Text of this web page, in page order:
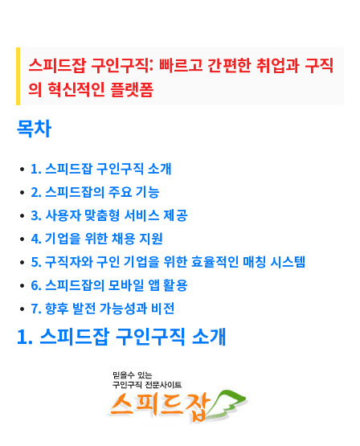
스피드잡 구인구직: 빠르고 간편한 취업과 구직
의 혁신적인 플랫폼
목차
1. 스피드잡 구인구직 소개
2. 스피드잡의 주요 기능
3. 사용자 맞춤형 서비스 제공
4. 기업을 위한 채용 지원
5. 구직자와 구인 기업을 위한 효율적인 매칭 시스템
6. 스피드잡의 모바일 앱 활용
7. 향후 발전 가능성과 비전
1. 스피드잡 구인구직 소개